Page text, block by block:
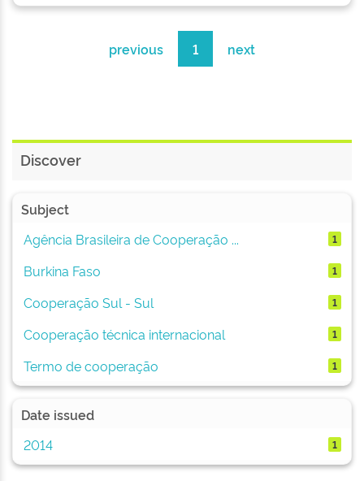
previous 1 next
Discover
Subject
Agência Brasileira de Cooperação ...
1
Burkina Faso 1
Cooperação Sul - Sul 1
Cooperação técnica internacional 1
Termo de cooperação 1
Date issued
2014
1